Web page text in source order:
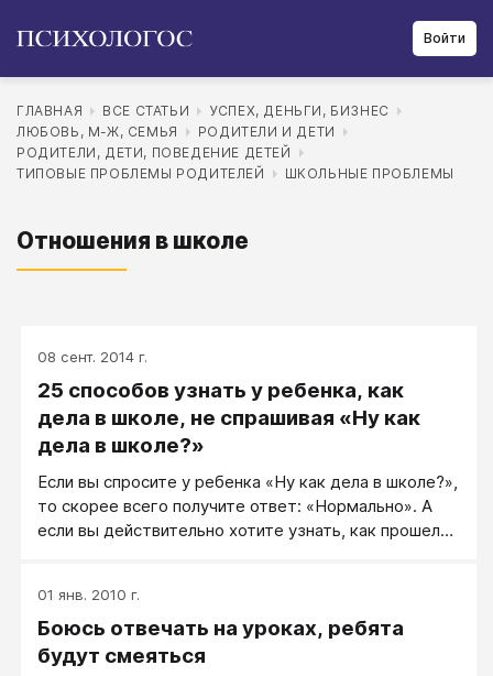
Войти
ГЛАВНАЯ ВСЕ СТАТЬИ
УСПЕХ, ДЕНЬГИ, БИЗНЕС
ЛЮБОВЬ, М-Ж, СЕМЬЯ
РОДИТЕЛИ И ДЕТИ
РОДИТЕЛИ, ДЕТИ, ПОВЕДЕНИЕ ДЕТЕЙ
ТИПОВЫЕ ПРОБЛЕМЫ РОДИТЕЛЕЙ
ШКОЛЬНЫЕ ПРОБЛЕМЫ
Отношения в школе
08 сент. 2014 г.
25 способов узнать у ребенка, как
дела в школе, не спрашивая «Ну как
дела в школе?»
Если вы спросите у ребенка «Ну как дела в школе?»,
то скорее всего получите ответ: «Нормально». А
если вы действительно хотите узнать, как прошел
подробно.
01 янв. 2010 г.
Боюсь отвечать на уроках, ребята
будут смеяться